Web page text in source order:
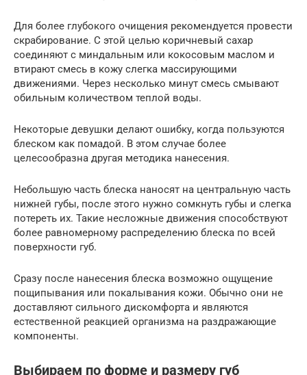
Для более глубокого очищения рекомендуется провести
скрабирование. С этой целью коричневый сахар
соединяют с миндальным или кокосовым маслом и
втирают смесь в кожу слегка массирующими
движениями. Через несколько минут смесь смывают
обильным количеством теплой воды.
Некоторые девушки делают ошибку, когда пользуются
блеском как помадой. В этом случае более
целесообразна другая методика нанесения.
Небольшую часть блеска наносят на центральную часть
нижней губы, после этого нужно сомкнуть губы и слегка
потереть их. Такие несложные движения способствуют
более равномерному распределению блеска по всей
поверхности губ.
Сразу после нанесения блеска возможно ощущение
пощипывания или покалывания кожи. Обычно они не
доставляют сильного дискомфорта и являются
естественной реакцией организма на раздражающие
компоненты.
Выбираем по форме и размеру губ